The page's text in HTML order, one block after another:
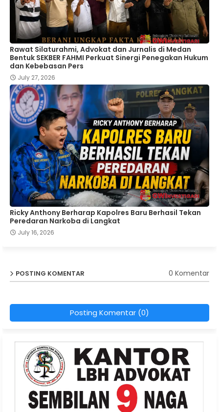
Rawat Silaturahmi, Advokat dan Jurnalis di Medan
Bentuk SEKBER FAHMI Perkuat Sinergi Penegakan Hukum
dan Kebebasan Pers
July 27, 2026
Ricky Anthony Berharap Kapolres Baru Berhasil Tekan
Peredaran Narkoba di Langkat
July 16, 2026
POSTING KOMENTAR 0 Komentar
Posting Komentar (0)